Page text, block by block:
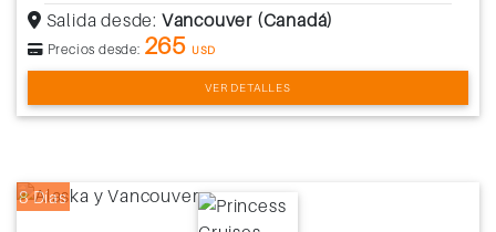
Salida desde: Vancouver (Canadá)
Precios desde: 265 USD
VER DETALLES
8 Días